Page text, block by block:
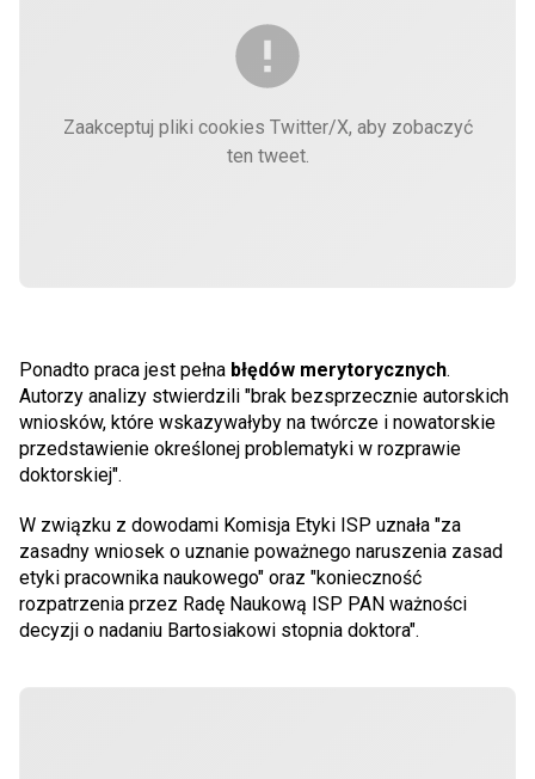
Zaakceptuj pliki cookies Twitter/X, aby zobaczyć
ten tweet.
Ponadto praca jest pełna błędów merytorycznych.
Autorzy analizy stwierdzili "brak bezsprzecznie autorskich
wniosków, które wskazywałyby na twórcze i nowatorskie
przedstawienie określonej problematyki w rozprawie
doktorskiej".
W związku z dowodami Komisja Etyki ISP uznała "za
zasadny wniosek o uznanie poważnego naruszenia zasad
etyki pracownika naukowego" oraz "konieczność
rozpatrzenia przez Radę Naukową ISP PAN ważności
decyzji o nadaniu Bartosiakowi stopnia doktora".